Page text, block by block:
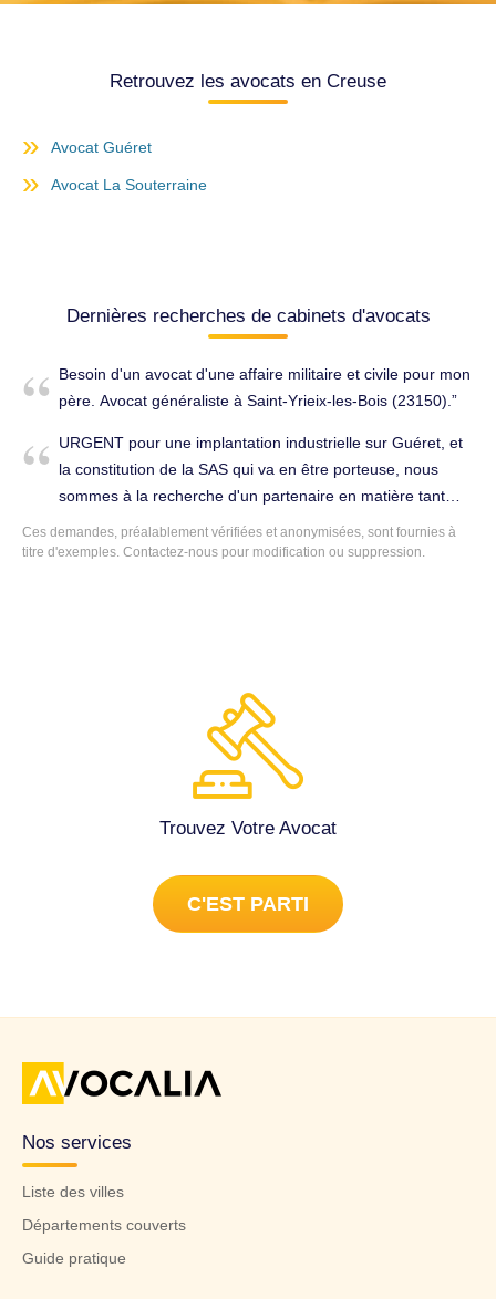
Retrouvez les avocats en Creuse
Avocat Guéret
Avocat La Souterraine
Dernières recherches de cabinets d'avocats
Besoin d'un avocat d'une affaire militaire et civile pour mon
père. Avocat généraliste à Saint-Yrieix-les-Bois (23150).
URGENT pour une implantation industrielle sur Guéret, et
la constitution de la SAS qui va en être porteuse, nous
sommes à la recherche d'un partenaire en matière tant
pour la phase de création que pour le développement de
notre société. Société & Affaires à Guéret (23000).
Ces demandes, préalablement vérifiées et anonymisées, sont fournies à
titre d'exemples. Contactez-nous pour modification ou suppression.
Trouvez Votre Avocat
C'EST PARTI
Nos services
Liste des villes
Départements couverts
Guide pratique